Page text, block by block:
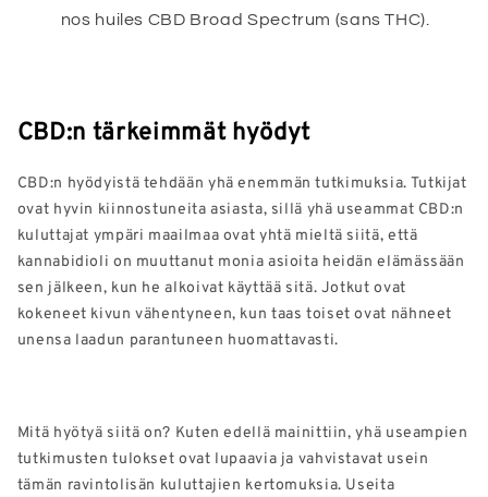
nos huiles CBD Broad Spectrum (sans THC).
CBD:n tärkeimmät hyödyt
CBD:n hyödyistä tehdään yhä enemmän tutkimuksia. Tutkijat
ovat hyvin kiinnostuneita asiasta, sillä yhä useammat CBD:n
kuluttajat ympäri maailmaa ovat yhtä mieltä siitä, että
kannabidioli on muuttanut monia asioita heidän elämässään
sen jälkeen, kun he alkoivat käyttää sitä. Jotkut ovat
kokeneet kivun vähentyneen, kun taas toiset ovat nähneet
unensa laadun parantuneen huomattavasti.
Mitä hyötyä siitä on? Kuten edellä mainittiin, yhä useampien
tutkimusten tulokset ovat lupaavia ja vahvistavat usein
tämän ravintolisän kuluttajien kertomuksia. Useita